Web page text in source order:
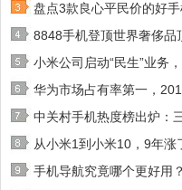
盘点3款良心平民价的好
8848手机登顶世界奢侈品
小米公司启动“民生”业务
华为市场占有率第一，
中关村手机热度榜出炉：
从小米1到小米10，9年涨
手机导航究竟哪个更好用